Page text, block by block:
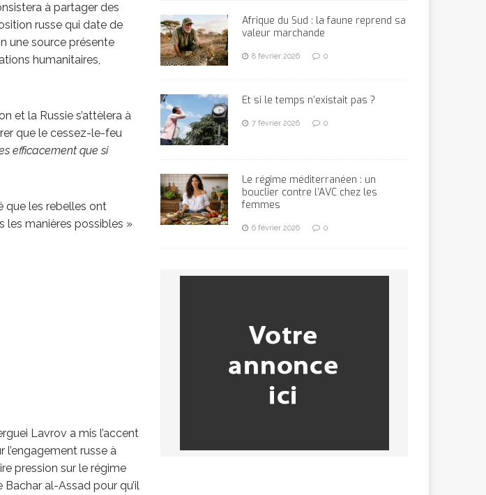
à partager des
russe qui date de
une source présente
humanitaires,
et la Russie s’attèlera à
que le cessez-le-feu
efficacement que si
que les rebelles ont
les manières possibles »
Lavrov a mis l’accent
l’engagement russe à
pression sur le régime
Bachar al-Assad pour qu’il
Afrique du Sud : la faune reprend sa
valeur marchande
8 février 2026 0
Et si le temps n’existait pas ?
7 février 2026 0
Le régime méditerranéen : un
bouclier contre l’AVC chez les
femmes
6 février 2026 0